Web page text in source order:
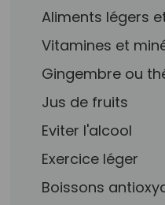
Aliments légers
Vitamines et
Gingembre ou
Jus de fruits
Eviter l'alcool
Exercice léger
Boissons